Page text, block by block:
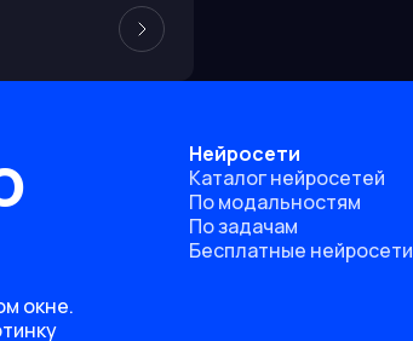
окне.
Нейросети
Каталог нейросетей
По модальностям
По задачам
Бесплатные нейросети